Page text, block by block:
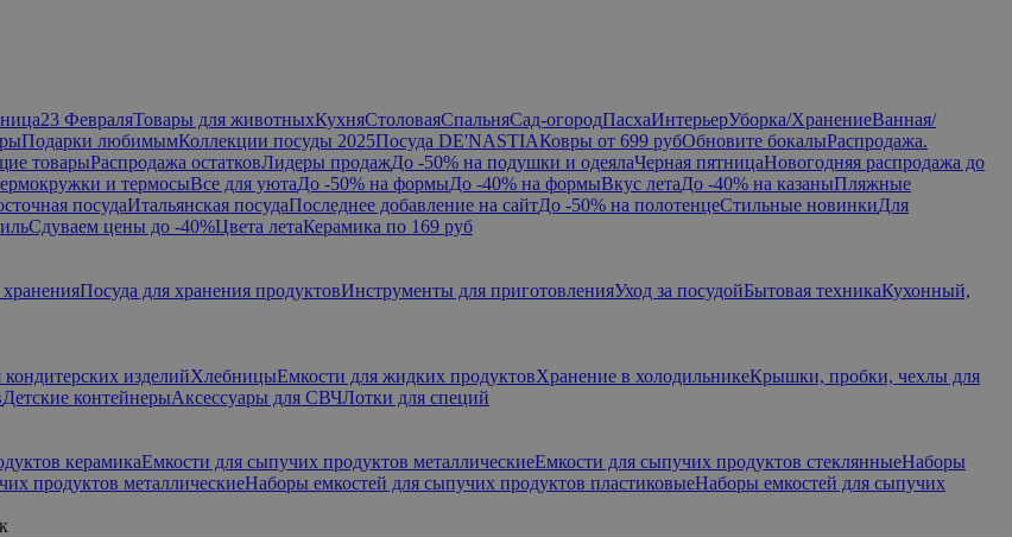
23 ФевраляТовары для животныхКухняСтоловаяСпальняСад-огородПасхаИнтерьерУборка/ХранениеВанная/
Подарки любимымКоллекции посуды 2025Посуда DE'NASTIAКовры от 699 рубОбновите бокалыРаспродажа.
товарыРаспродажа остатковЛидеры продажДо -50% на подушки и одеялаЧерная пятницаНовогодняя распродажа до
и термосыВсе для уютаДо -50% на формыДо -40% на формыВкус летаДо -40% на казаныПляжные
посудаИтальянская посудаПоследнее добавление на сайтДо -50% на полотенцеСтильные новинкиДля
Сдуваем цены до -40%Цвета летаКерамика по 169 руб
Посуда для хранения продуктовИнструменты для приготовленияУход за посудойБытовая техникаКухонный,
изделийХлебницыЕмкости для жидких продуктовХранение в холодильникеКрышки, пробки, чехлы для
Детские контейнерыАксессуары для СВЧЛотки для специй
керамикаЕмкости для сыпучих продуктов металлическиеЕмкости для сыпучих продуктов стеклянныеНаборы
продуктов металлическиеНаборы емкостей для сыпучих продуктов пластиковыеНаборы емкостей для сыпучих